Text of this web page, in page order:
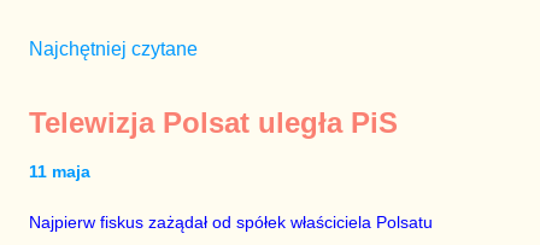
Najchętniej czytane
Telewizja Polsat uległa PiS
11 maja
Najpierw fiskus zażądał od spółek właściciela Polsatu